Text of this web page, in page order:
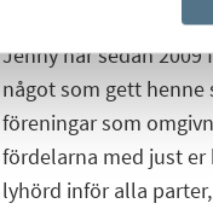
Jenny har sedan
något som gett
föreningar som
fördelarna med just
lyhörd inför alla